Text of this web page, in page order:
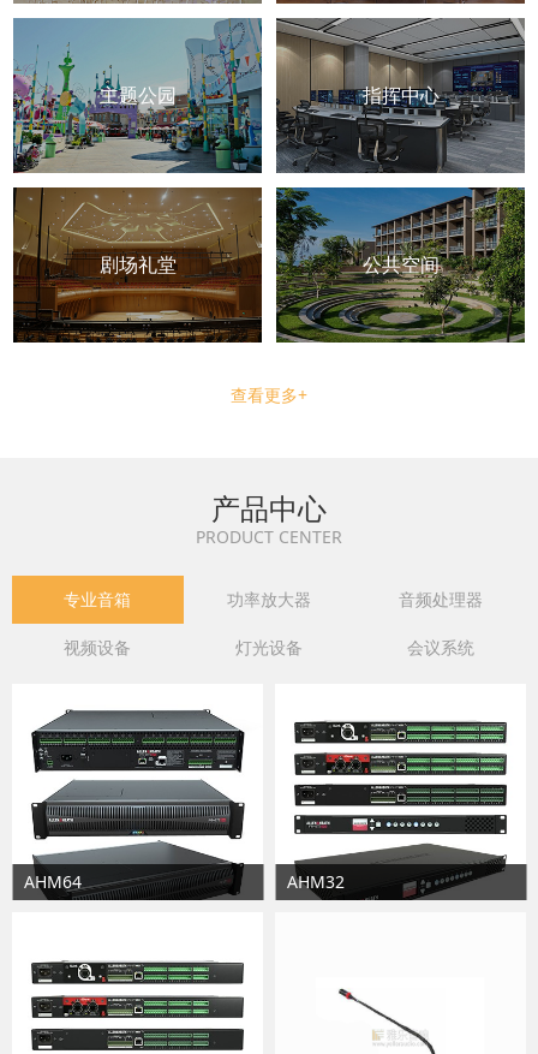
主题公园 指挥中心
剧场礼堂 公共空间
查看更多+
产品中心
PRODUCT CENTER
专业音箱 功率放大器 音频处理器
视频设备 灯光设备 会议系统
AHM64 AHM32